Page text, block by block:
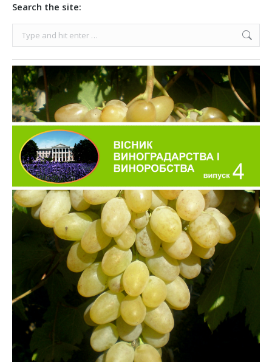
Search the site:
Search: